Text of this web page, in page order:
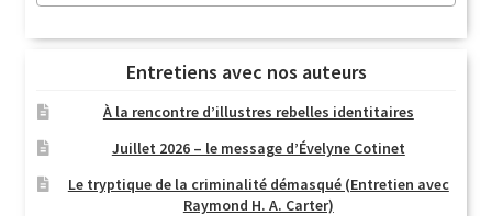
Entretiens avec nos auteurs
À la rencontre d’illustres rebelles identitaires
Juillet 2026 – le message d’Évelyne Cotinet
Le tryptique de la criminalité démasqué (Entretien avec
Raymond H. A. Carter)